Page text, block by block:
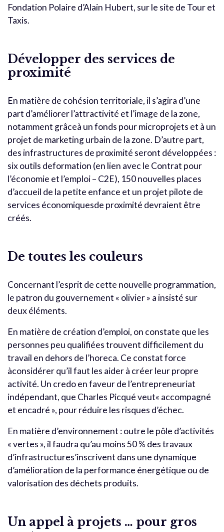
Fondation Polaire d’Alain Hubert, sur le site de Tour et
Taxis.
Développer des services de
proximité
En matière de cohésion territoriale, il s’agira d’une
part d’améliorer l’attractivité et l’image de la zone,
notamment grâceà un fonds pour microprojets et à un
projet de marketing urbain de la zone. D’autre part,
des infrastructures de proximité seront développées :
six outils deformation (en lien avec le Contrat pour
l’économie et l’emploi – C2E), 150 nouvelles places
d’accueil de la petite enfance et un projet pilote de
services économiquesde proximité devraient être
créés.
De toutes les couleurs
Concernant l’esprit de cette nouvelle programmation,
le patron du gouvernement « olivier » a insisté sur
deux éléments.
En matière de création d’emploi, on constate que les
personnes peu qualifiées trouvent difficilement du
travail en dehors de l’horeca. Ce constat force
àconsidérer qu’il faut les aider à créer leur propre
activité. Un credo en faveur de l’entrepreneuriat
indépendant, que Charles Picqué veut« accompagné
et encadré », pour réduire les risques d’échec.
En matière d’environnement : outre le pôle d’activités
« vertes », il faudra qu’au moins 50 % des travaux
d’infrastructures’inscrivent dans une dynamique
d’amélioration de la performance énergétique ou de
valorisation des déchets produits.
Un appel à projets … pour gros